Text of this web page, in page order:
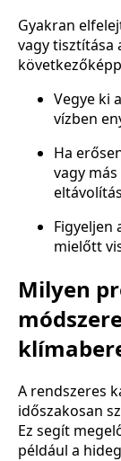
Gyakran
vagy tisztítása
Vegye ki
vízben
Ha
vagy
Figyeljen
mielőtt
Milyen
A rendszeres
időszakosan
Ez segít
például a